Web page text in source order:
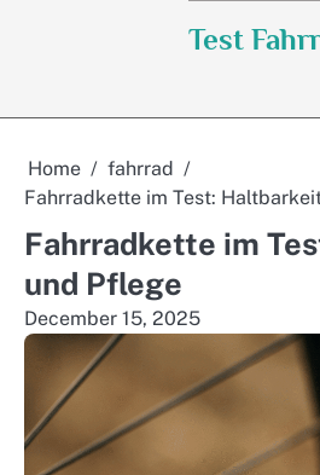
Test
Home
fahrrad
Fahrradkette im Test:
Fahrradkette im
und Pflege
December 15, 2025